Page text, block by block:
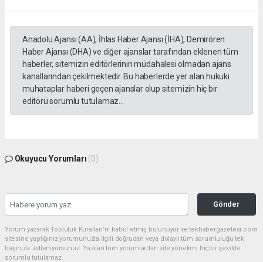
Anadolu Ajansı (AA), İhlas Haber Ajansı (İHA), Demirören
Haber Ajansı (DHA) ve diğer ajanslar tarafından eklenen tüm
haberler, sitemizin editörlerinin müdahalesi olmadan ajans
kanallarından çekilmektedir. Bu haberlerde yer alan hukuki
muhataplar haberi geçen ajanslar olup sitemizin hiç bir
editörü sorumlu tutulamaz...
Okuyucu Yorumları (0)
Gönder
Yorum yazarak Topluluk Kuralları’nı kabul etmiş bulunuyor ve tekhabergazetesi.com
sitesine yaptığınız yorumunuzla ilgili doğrudan veya dolaylı tüm sorumluluğu tek
başınıza üstleniyorsunuz. Yazılan tüm yorumlardan site yönetimi hiçbir şekilde
sorumlu tutulamaz.